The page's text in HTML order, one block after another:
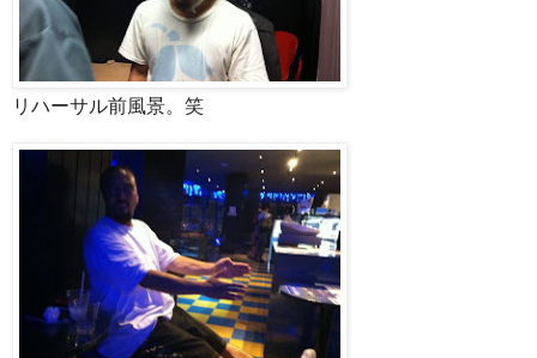
リハーサル前風景。笑